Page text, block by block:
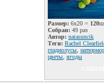
Размер: 6x20 = 120
Собран: 49 раз
Автор: natаsuncik
Теги: Rachel
гладиолусы
цветы ягоды